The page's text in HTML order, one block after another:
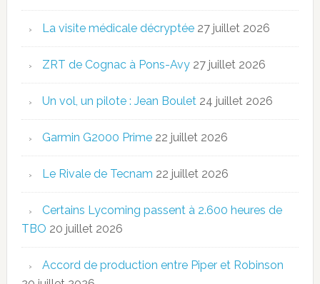
La visite médicale décryptée 27 juillet 2026
ZRT de Cognac à Pons-Avy 27 juillet 2026
Un vol, un pilote : Jean Boulet 24 juillet 2026
Garmin G2000 Prime 22 juillet 2026
Le Rivale de Tecnam 22 juillet 2026
Certains Lycoming passent à 2.600 heures de
TBO 20 juillet 2026
Accord de production entre Piper et Robinson